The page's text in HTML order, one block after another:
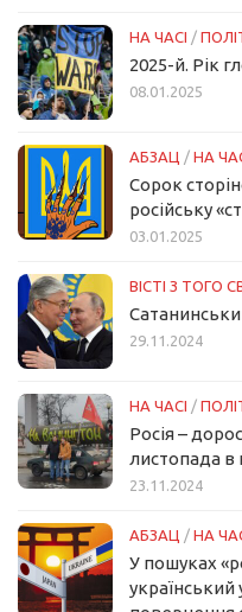
НА ЧАСІ /
2025-й. Рік
08.01.2025
АБЗАЦ / НА
Сорок
російську
03.01.2025
ВІСТІ З ТОГО
29.11.2024
НА ЧАСІ /
Росія –
листопада в
23.11.2024
АБЗАЦ / НА
У пошуках
український